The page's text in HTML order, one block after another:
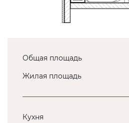
Общая площадь
Жилая площадь
Кухня